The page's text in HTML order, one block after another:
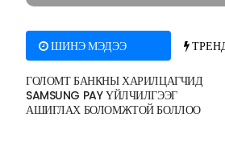
ШИНЭ МЭДЭЭ
ГОЛОМТ БАНКНЫ ХАРИЛЦАГЧИД
SAMSUNG PAY ҮЙЛЧИЛГЭЭГ
АШИГЛАХ БОЛОМЖТОЙ БОЛЛОО